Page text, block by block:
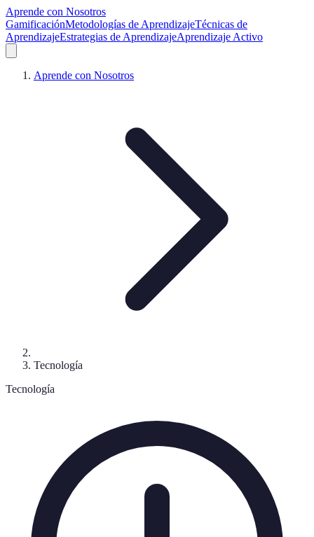
Aprende con Nosotros
GamificaciónMetodologías de AprendizajeTécnicas de
AprendizajeEstrategias de AprendizajeAprendizaje Activo
Aprende con Nosotros
Tecnología
Tecnología